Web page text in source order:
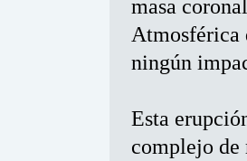
masa
Atmosférica
ningún
Esta
complejo de